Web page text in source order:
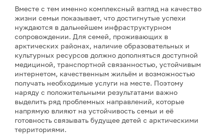
Вместе с тем именно комплексный взгляд на качество
жизни семьи показывает, что достигнутые успехи
нуждаются в дальнейшем инфраструктурном
сопровождении. Для семей, проживающих в
арктических районах, наличие образовательных и
культурных ресурсов должно дополняться доступной
медициной, транспортной связанностью, устойчивым
интернетом, качественным жильём и возможностью
получать необходимые услуги на месте. Поэтому
наряду с положительными результатами важно
выделить ряд проблемных направлений, которые
напрямую влияют на устойчивость семьи и её
готовность связывать будущее детей с арктическими
территориями.